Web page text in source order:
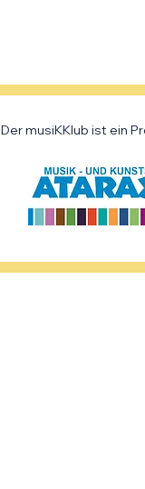
Der musiKKlub ist ein